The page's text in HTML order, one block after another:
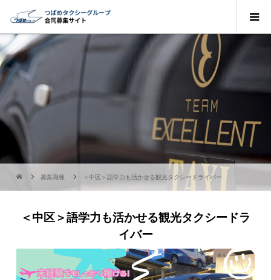
募集職種 ＜中区＞語学力も活かせる観光タクシードライバー
＜中区＞語学力も活かせる観光タクシードラ
イバー